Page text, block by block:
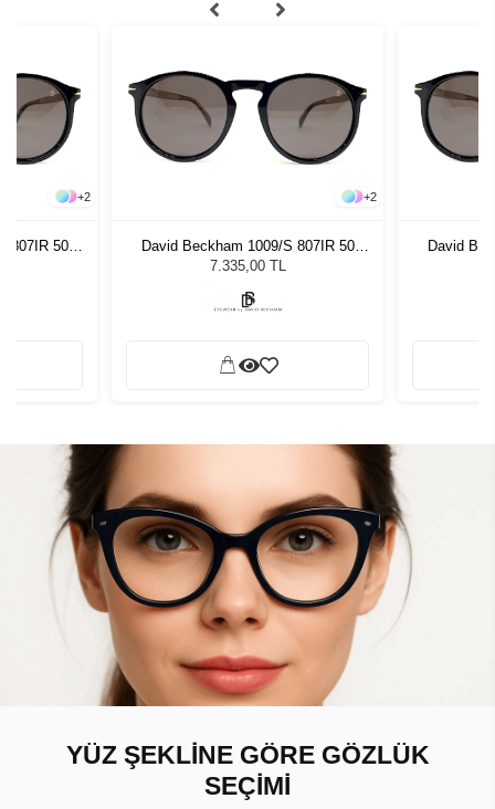
+2
807IR 50
+2
David Beckham 1009/S 807IR 50
Unisex Güneş Gözlüğü
7.335,00 TL
David
YÜZ ŞEKLİNE GÖRE GÖZLÜK
SEÇİMİ